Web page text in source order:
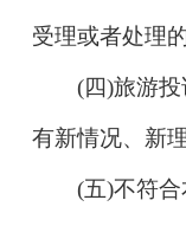
受理或者处理
(四)旅游
有新情况、新
(五)不符